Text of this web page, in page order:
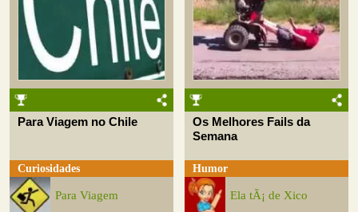
Para Viagem no Chile
Curiosidades
Para Viagem
Os Melhores Fails da
Semana
Humor
Ela tÃ¡ de Xico